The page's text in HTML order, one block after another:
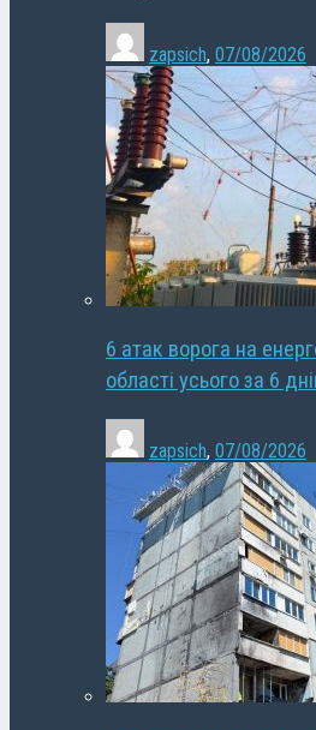
zapsich, 07/08/2026
6 атак ворога на
області усього за 6
zapsich, 07/08/2026